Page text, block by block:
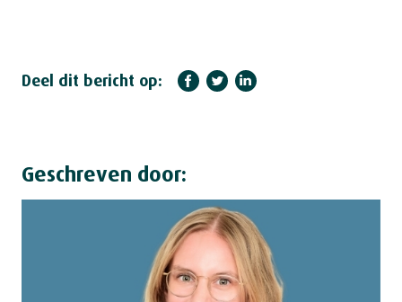
Deel dit bericht op:
Geschreven door: